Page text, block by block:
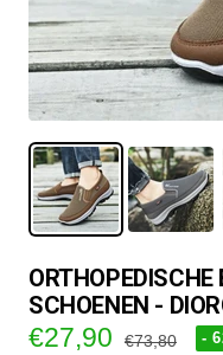
SCHOENEN -
Verkoopprijs
€27,90
Normale
€73,80 -